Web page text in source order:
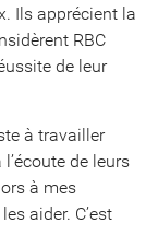
Ils apprécient la
RBC
de leur
à travailler
de leurs
à mes
aider. C’est